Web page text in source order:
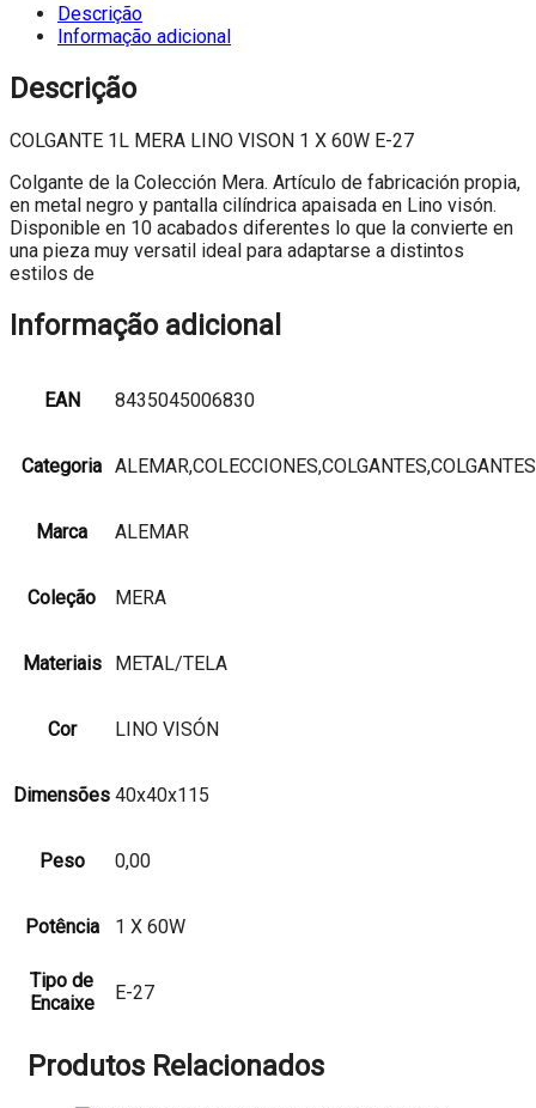
Descrição
Informação adicional
Descrição
COLGANTE 1L MERA LINO VISON 1 X 60W E-27
Colgante de la Colección Mera. Artículo de fabricación propia,
en metal negro y pantalla cilíndrica apaisada en Lino visón.
Disponible en 10 acabados diferentes lo que la convierte en
una pieza muy versatil ideal para adaptarse a distintos
estilos de
Informação adicional
EAN 8435045006830
Categoria
Marca ALEMAR
Coleção MERA
Materiais METAL/TELA
Cor LINO VISÓN
Dimensões 40x40x115
Peso 0,00
Potência 1 X 60W
Tipo de
Encaixe
E-27
Produtos Relacionados